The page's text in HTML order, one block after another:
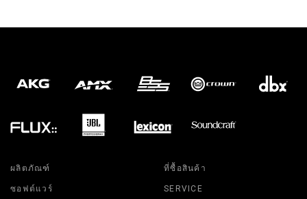
ผลิตภัณฑ์
ซอฟต์แวร์
ที่ซื้อสินค้า
SERVICE